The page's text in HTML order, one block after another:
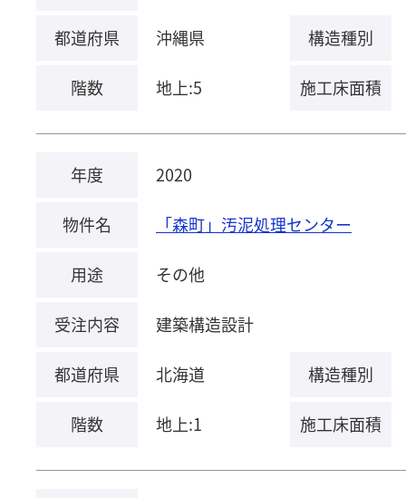
都道府県 沖縄県 構造種別
階数 地上:5 施工床面積
年度 2020
物件名 「森町」汚泥処理センター
用途 その他
受注内容 建築構造設計
都道府県 北海道 構造種別
階数 地上:1 施工床面積